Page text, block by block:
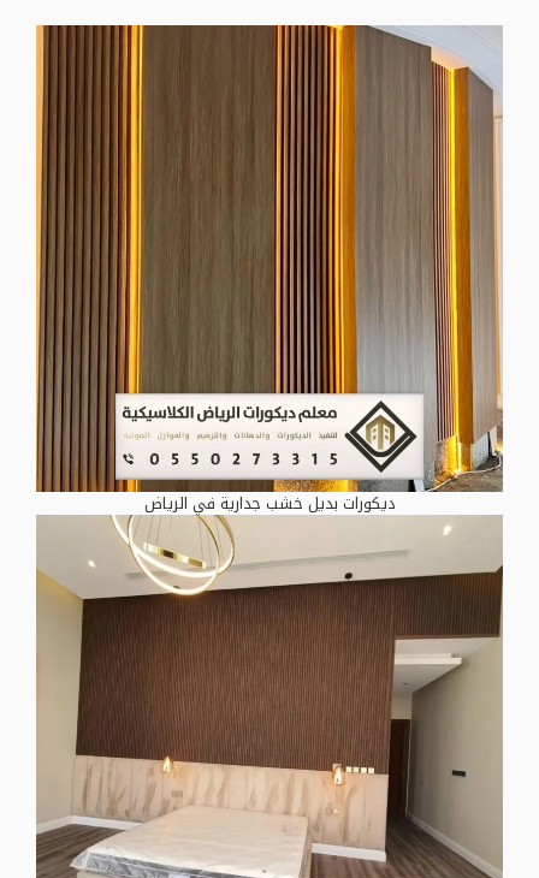
ديكورات بديل خشب جدارية في الرياض